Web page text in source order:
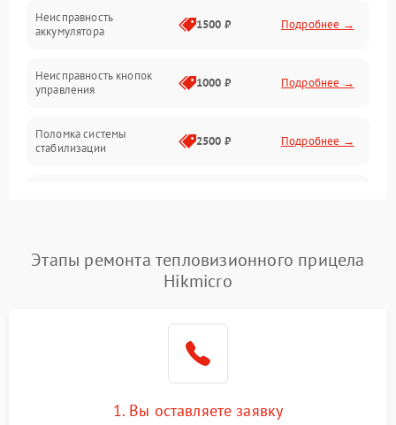
Неисправность
аккумулятора
1500 ₽ Подробнее →
Неисправность кнопок
управления
1000 ₽ Подробнее →
Поломка системы
стабилизации
2500 ₽ Подробнее →
Неисправность системы
Wi-Fi
1500 ₽ Подробнее →
1500 ₽
Неисправность системы
Этапы ремонта тепловизионного прицела
Hikmicro
1. Вы оставляете заявку